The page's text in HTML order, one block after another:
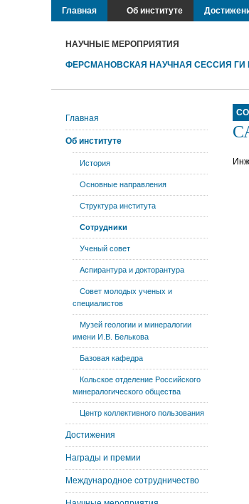
Главная Об институте
НАУЧНЫЕ МЕРОПРИЯТИЯ
ФЕРСМАНОВСКАЯ НАУЧНАЯ СЕССИЯ ГИ
Главная
Об институте
История
Основные направления
Структура института
Сотрудники
Ученый совет
Аспирантура и докторантура
Совет молодых ученых и
специалистов
Музей геологии и минералогии
имени И.В. Белькова
Базовая кафедра
Кольское отделение Российского
минералогического общества
Центр коллективного пользования
Достижения
Награды и премии
Международное сотрудничество